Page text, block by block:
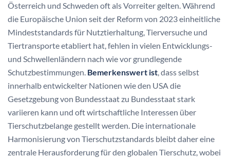
Österreich und Schweden oft als Vorreiter gelten. Während
die Europäische Union seit der Reform von 2023 einheitliche
Mindeststandards für Nutztierhaltung, Tierversuche und
Tiertransporte etabliert hat, fehlen in vielen Entwicklungs-
und Schwellenländern nach wie vor grundlegende
Schutzbestimmungen. Bemerkenswert ist, dass selbst
innerhalb entwickelter Nationen wie den USA die
Gesetzgebung von Bundesstaat zu Bundesstaat stark
variieren kann und oft wirtschaftliche Interessen über
Tierschutzbelange gestellt werden. Die internationale
Harmonisierung von Tierschutzstandards bleibt daher eine
zentrale Herausforderung für den globalen Tierschutz, wobei